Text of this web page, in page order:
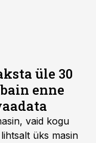
üle 30
enne
vaid kogu
üks masin